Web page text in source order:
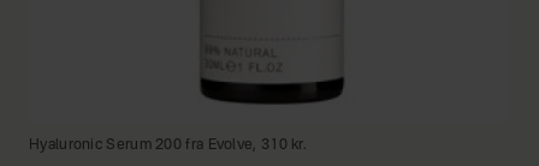
Hyaluronic Serum 200 fra Evolve, 310 kr.